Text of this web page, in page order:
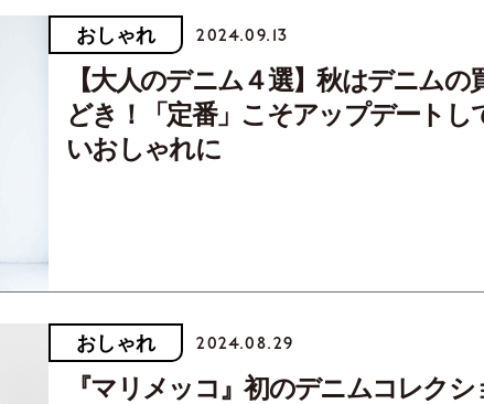
おしゃれ 2024.09.13
【大人のデニム４選】秋はデニムの
どき！「定番」こそアップデートし
いおしゃれに
おしゃれ 2024.08.29
『マリメッコ』初のデニムコレクシ